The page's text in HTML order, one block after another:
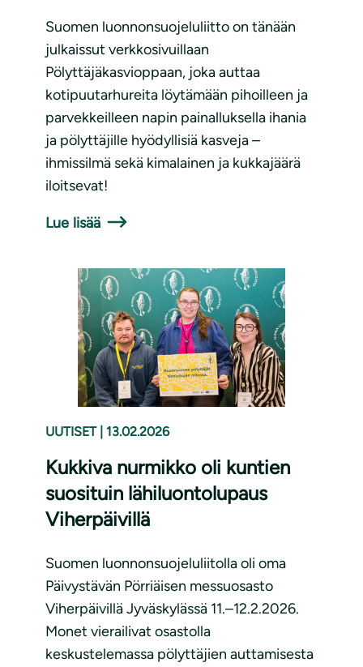
Suomen luonnonsuojeluliitto on tänään
julkaissut verkkosivuillaan
Pölyttäjäkasvioppaan, joka auttaa
kotipuutarhureita löytämään pihoilleen ja
parvekkeilleen napin painalluksella ihania
ja pölyttäjille hyödyllisiä kasveja –
ihmissilmä sekä kimalainen ja kukkajäärä
iloitsevat!
Lue lisää
UUTISET 13.02.2026
Kukkiva nurmikko oli kuntien
suosituin lähiluontolupaus
Viherpäivillä
Suomen luonnonsuojeluliitolla oli oma
Päivystävän Pörriäisen messuosasto
Viherpäivillä Jyväskylässä 11.–12.2.2026.
Monet vierailivat osastolla
keskustelemassa pölyttäjien auttamisesta